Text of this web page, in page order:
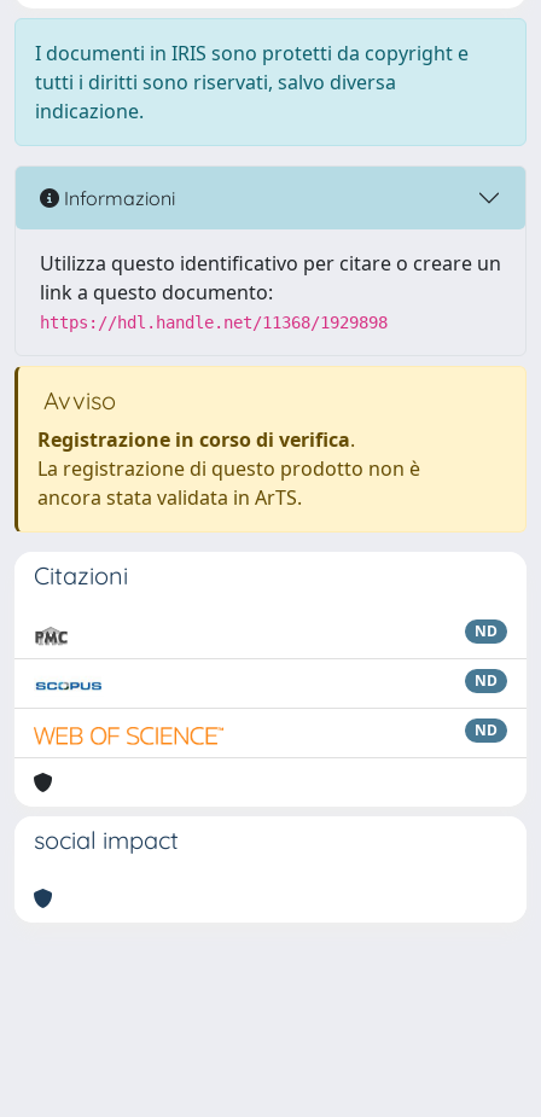
I documenti in IRIS sono protetti da copyright e
tutti i diritti sono riservati, salvo diversa
indicazione.
Informazioni
Utilizza questo identificativo per citare o creare un
link a questo documento:
https://hdl.handle.net/11368/1929898
Avviso
Registrazione in corso di verifica.
La registrazione di questo prodotto non è
ancora stata validata in ArTS.
Citazioni
ND
ND
ND
social impact